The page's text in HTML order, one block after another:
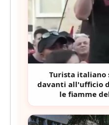
Turista italiano
davanti all'ufficio
le fiamme